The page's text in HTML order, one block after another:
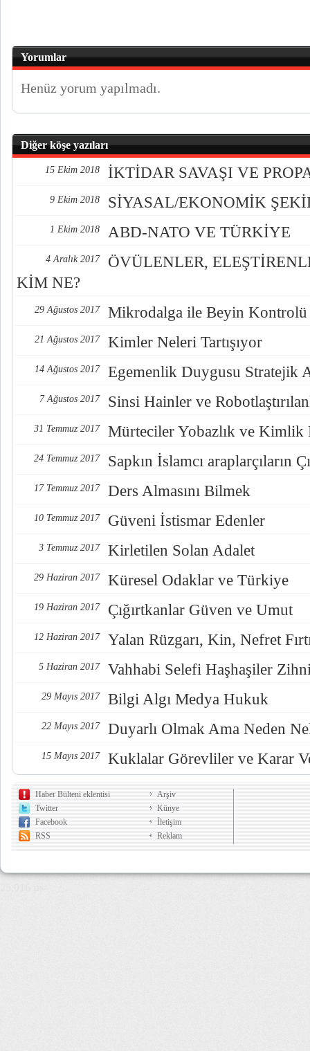
Yorumlar
Henüz yorum yapılmadı.
Diğer köşe yazıları
15 Ekim 2018 İKTİDAR SAVAŞI VE
9 Ekim 2018 SİYASAL/EKONOMİK
1 Ekim 2018 ABD-NATO VE TÜRKİYE
4 Aralık 2017
ÖVÜLENLER,
KİM NE?
29 Ağustos 2017 Mikrodalga ile Beyin Kontrolü
21 Ağustos 2017 Kimler Neleri Tartışıyor
14 Ağustos 2017 Egemenlik Duygusu Stratejik
7 Ağustos 2017 Sinsi Hainler ve
31 Temmuz 2017 Mürteciler Yobazlık ve Kimlik
24 Temmuz 2017 Sapkın İslamcı araplarçıların
17 Temmuz 2017 Ders Almasını Bilmek
10 Temmuz 2017 Güveni İstismar Edenler
3 Temmuz 2017 Kirletilen Solan Adalet
29 Haziran 2017 Küresel Odaklar ve Türkiye
19 Haziran 2017 Çığırtkanlar Güven ve Umut
12 Haziran 2017 Yalan Rüzgarı, Kin, Nefret
5 Haziran 2017 Vahhabi Selefi Haşhaşiler
29 Mayıs 2017 Bilgi Algı Medya Hukuk
22 Mayıs 2017 Duyarlı Olmak Ama Neden
15 Mayıs 2017 Kuklalar Görevliler ve Karar
Haber Bülteni eklentisi
Twitter
Facebook
RSS
Arşiv
Künye
İletişim
Reklam